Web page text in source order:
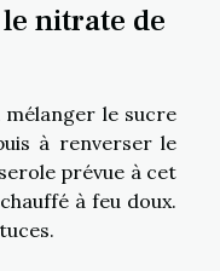
nitrate de
le sucre
à renverser le
prévue à cet
à feu doux.